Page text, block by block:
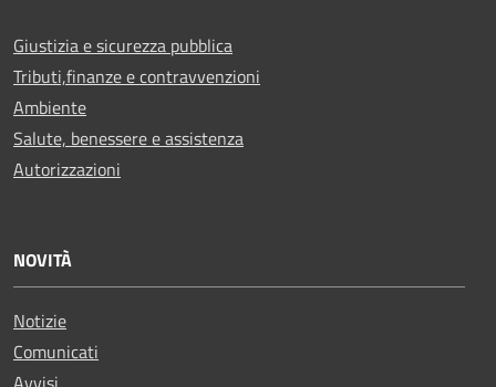
Giustizia e sicurezza pubblica
Tributi,finanze e contravvenzioni
Ambiente
Salute, benessere e assistenza
Autorizzazioni
NOVITÀ
Notizie
Comunicati